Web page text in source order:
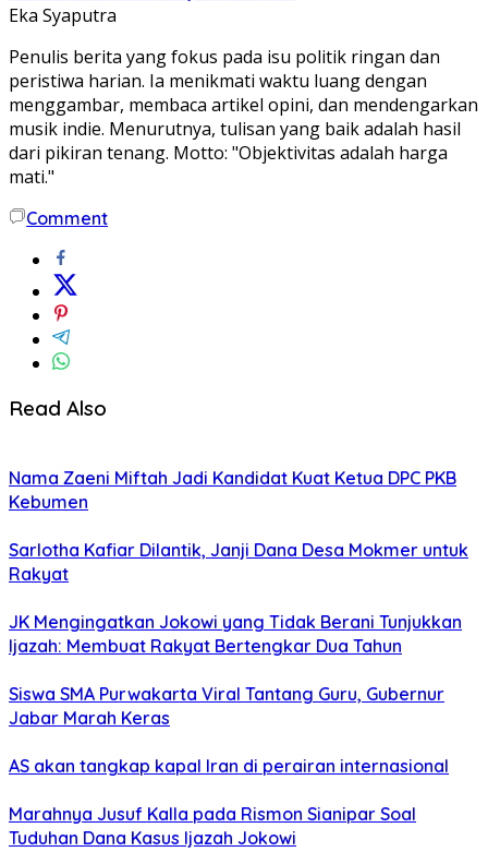
Eka Syaputra
Penulis berita yang fokus pada isu politik ringan dan
peristiwa harian. Ia menikmati waktu luang dengan
menggambar, membaca artikel opini, dan mendengarkan
musik indie. Menurutnya, tulisan yang baik adalah hasil
dari pikiran tenang. Motto: "Objektivitas adalah harga
mati."
Comment
Read Also
Nama Zaeni Miftah Jadi Kandidat Kuat Ketua DPC PKB
Kebumen
Sarlotha Kafiar Dilantik, Janji Dana Desa Mokmer untuk
Rakyat
JK Mengingatkan Jokowi yang Tidak Berani Tunjukkan
Ijazah: Membuat Rakyat Bertengkar Dua Tahun
Siswa SMA Purwakarta Viral Tantang Guru, Gubernur
Jabar Marah Keras
AS akan tangkap kapal Iran di perairan internasional
Marahnya Jusuf Kalla pada Rismon Sianipar Soal
Tuduhan Dana Kasus Ijazah Jokowi